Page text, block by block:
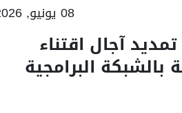
08 يونيو, 2026
آجال اقتناء
بالشبكة البرامجية